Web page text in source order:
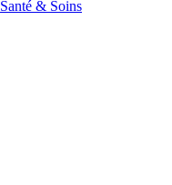
Santé & Soins